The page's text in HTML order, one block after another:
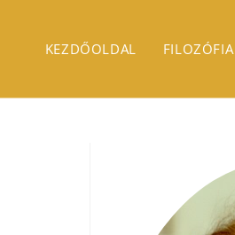
KEZDŐOLDAL FILOZÓFIA